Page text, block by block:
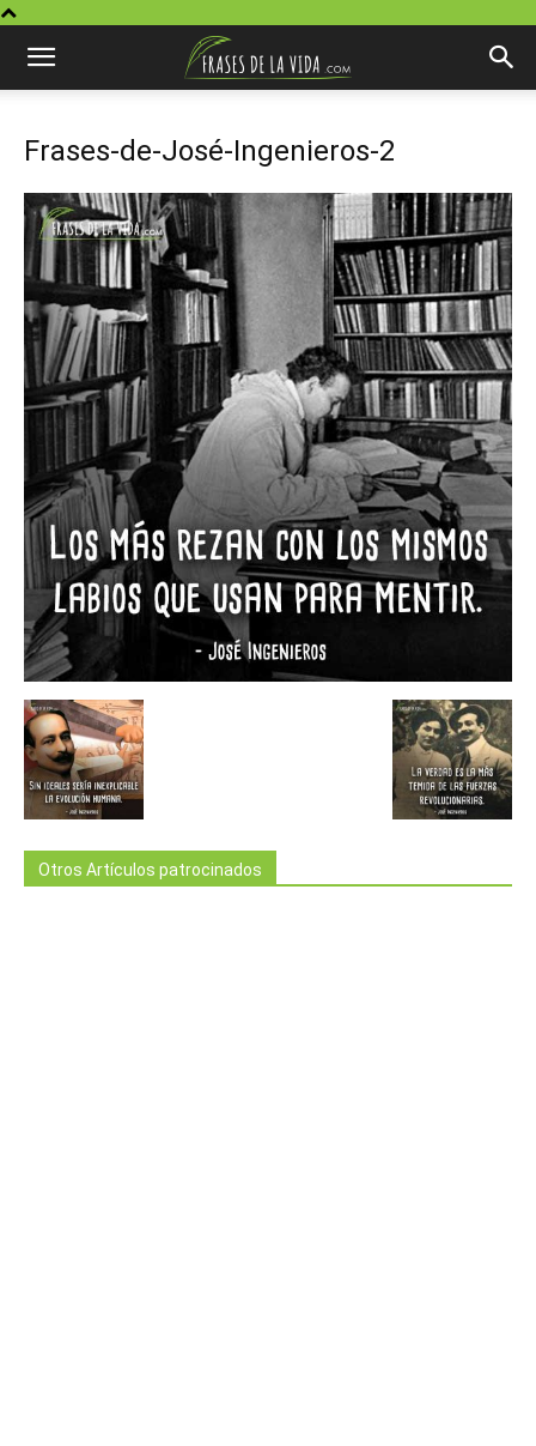
Frases-de-José-Ingenieros-2
Otros Artículos patrocinados